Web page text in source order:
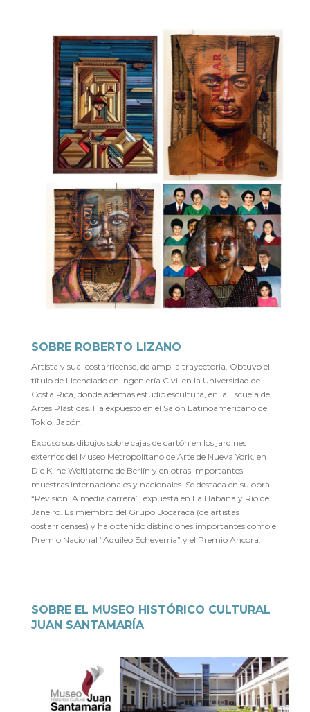
SOBRE ROBERTO LIZANO
Artista visual costarricense, de amplia trayectoria. Obtuvo el
título de Licenciado en Ingeniería Civil en la Universidad de
Costa Rica, donde además estudió escultura, en la Escuela de
Artes Plásticas. Ha expuesto en el Salón Latinoamericano de
Tokio, Japón.
Expuso sus dibujos sobre cajas de cartón en los jardines
externos del Museo Metropolitano de Arte de Nueva York, en
Die Kline Weltlaterne de Berlín y en otras importantes
muestras internacionales y nacionales. Se destaca en su obra
“Revisión: A media carrera”, expuesta en La Habana y Río de
Janeiro. Es miembro del Grupo Bocaracá (de artistas
costarricenses) y ha obtenido distinciones importantes como el
Premio Nacional “Aquileo Echeverría” y el Premio Ancora.
SOBRE EL MUSEO HISTÓRICO CULTURAL
JUAN SANTAMARÍA